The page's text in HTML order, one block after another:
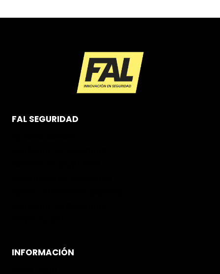
FAL SEGURIDAD
INFORMACIÓN